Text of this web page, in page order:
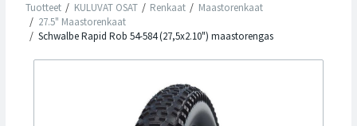
Tuotteet KULUVAT OSAT Renkaat
Maastorenkaat
27.5" Maastorenkaat
Schwalbe Rapid Rob 54-584 (27,5x2.10") maastorengas